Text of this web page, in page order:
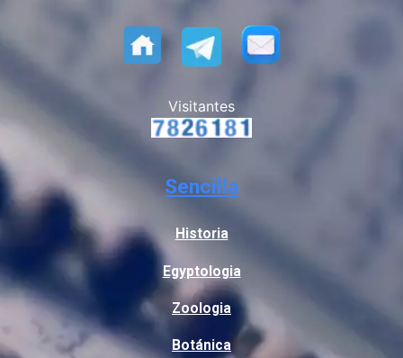
Visitantes
Sencilla
Historia
Egyptologia
Zoologia
Botánica